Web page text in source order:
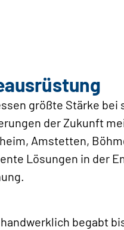
größte Stärke bei
der Zukunft
Amstetten,
Lösungen in der
begabt